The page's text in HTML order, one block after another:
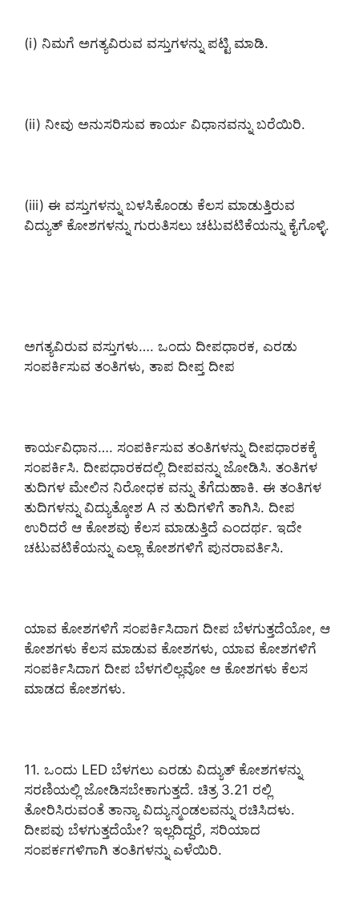
(i) ನಿಮಗೆ ಅಗತ್ಯವಿರುವ ವಸ್ತುಗಳನ್ನು ಪಟ್ಟಿ ಮಾಡಿ.
(ii) ನೀವು ಅನುಸರಿಸುವ ಕಾರ್ಯ ವಿಧಾನವನ್ನು ಬರೆಯಿರಿ.
(iii) ಈ ವಸ್ತುಗಳನ್ನು ಬಳಸಿಕೊಂಡು ಕೆಲಸ ಮಾಡುತ್ತಿರುವ
ವಿದ್ಯುತ್ ಕೋಶಗಳನ್ನು ಗುರುತಿಸಲು ಚಟುವಟಿಕೆಯನ್ನು ಕೈಗೊಳ್ಳಿ.
ಅಗತ್ಯವಿರುವ ವಸ್ತುಗಳು…. ಒಂದು ದೀಪಧಾರಕ, ಎರಡು
ಸಂಪರ್ಕಿಸುವ ತಂತಿಗಳು, ತಾಪ ದೀಪ್ತ ದೀಪ
ಕಾರ್ಯವಿಧಾನ…. ಸಂಪರ್ಕಿಸುವ ತಂತಿಗಳನ್ನು ದೀಪಧಾರಕಕ್ಕೆ
ಸಂಪರ್ಕಿಸಿ. ದೀಪಧಾರಕದಲ್ಲಿ ದೀಪವನ್ನು ಜೋಡಿಸಿ. ತಂತಿಗಳ
ತುದಿಗಳ ಮೇಲಿನ ನಿರೋಧಕ ವನ್ನು ತೆಗೆದುಹಾಕಿ. ಈ ತಂತಿಗಳ
ತುದಿಗಳನ್ನು ವಿದ್ಯುತ್ಕೋಶ A ನ ತುದಿಗಳಿಗೆ ತಾಗಿಸಿ. ದೀಪ
ಉರಿದರೆ ಆ ಕೋಶವು ಕೆಲಸ ಮಾಡುತ್ತಿದೆ ಎಂದರ್ಥ. ಇದೇ
ಚಟುವಟಿಕೆಯನ್ನು ಎಲ್ಲಾ ಕೋಶಗಳಿಗೆ ಪುನರಾವರ್ತಿಸಿ.
ಯಾವ ಕೋಶಗಳಿಗೆ ಸಂಪರ್ಕಿಸಿದಾಗ ದೀಪ ಬೆಳಗುತ್ತದೆಯೋ, ಆ
ಕೋಶಗಳು ಕೆಲಸ ಮಾಡುವ ಕೋಶಗಳು, ಯಾವ ಕೋಶಗಳಿಗೆ
ಸಂಪರ್ಕಿಸಿದಾಗ ದೀಪ ಬೆಳಗಲಿಲ್ಲವೋ ಆ ಕೋಶಗಳು ಕೆಲಸ
ಮಾಡದ ಕೋಶಗಳು.
11. ಒಂದು LED ಬೆಳಗಲು ಎರಡು ವಿದ್ಯುತ್ ಕೋಶಗಳನ್ನು
ಸರಣಿಯಲ್ಲಿ ಜೋಡಿಸಬೇಕಾಗುತ್ತದೆ. ಚಿತ್ರ 3.21 ರಲ್ಲಿ
ತೋರಿಸಿರುವಂತೆ ತಾನ್ಯಾ ವಿದ್ಯುನ್ಮಂಡಲವನ್ನು ರಚಿಸಿದಳು.
ದೀಪವು ಬೆಳಗುತ್ತದೆಯೇ? ಇಲ್ಲದಿದ್ದರೆ, ಸರಿಯಾದ
ಸಂಪರ್ಕಗಳಿಗಾಗಿ ತಂತಿಗಳನ್ನು ಎಳೆಯಿರಿ.